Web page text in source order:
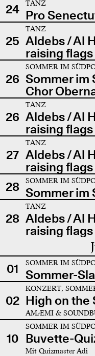
24
TANZ
Pro
25
TANZ
Aldebs / Al
raising flags
26
SOMMER IM
Sommer im
Chor
26
TANZ
Aldebs / Al
raising flags
27
TANZ
Aldebs / Al
raising flags
28
SOMMER IM
Sommer im
28
TANZ
Aldebs / Al
raising flags
01 SOMMER IM
Sommer-
02
KONZERT,
High on the
AMÆMI &
10
SOMMER IM
Buvette-
Mit Quizmaster Adi